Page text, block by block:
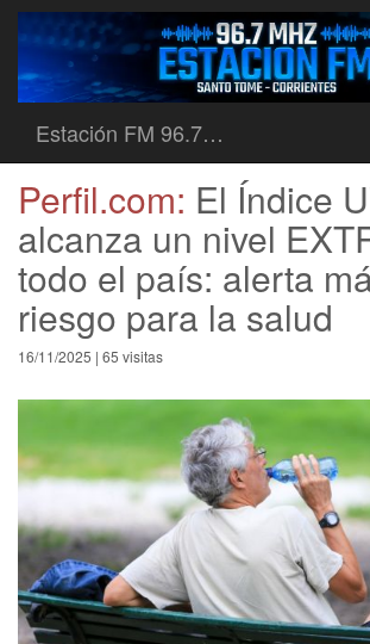
Estación FM 96.7…
Perfil.com: El Índice
alcanza un nivel
todo el país: alerta
riesgo para la salud
16/11/2025 | 65 visitas